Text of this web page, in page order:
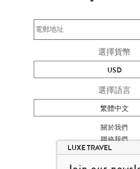
選擇貨幣
USD
選擇語言
繁體中文
關於我們
聯絡我們
加入我們
旅遊網站地圖
LUXE TRAVEL